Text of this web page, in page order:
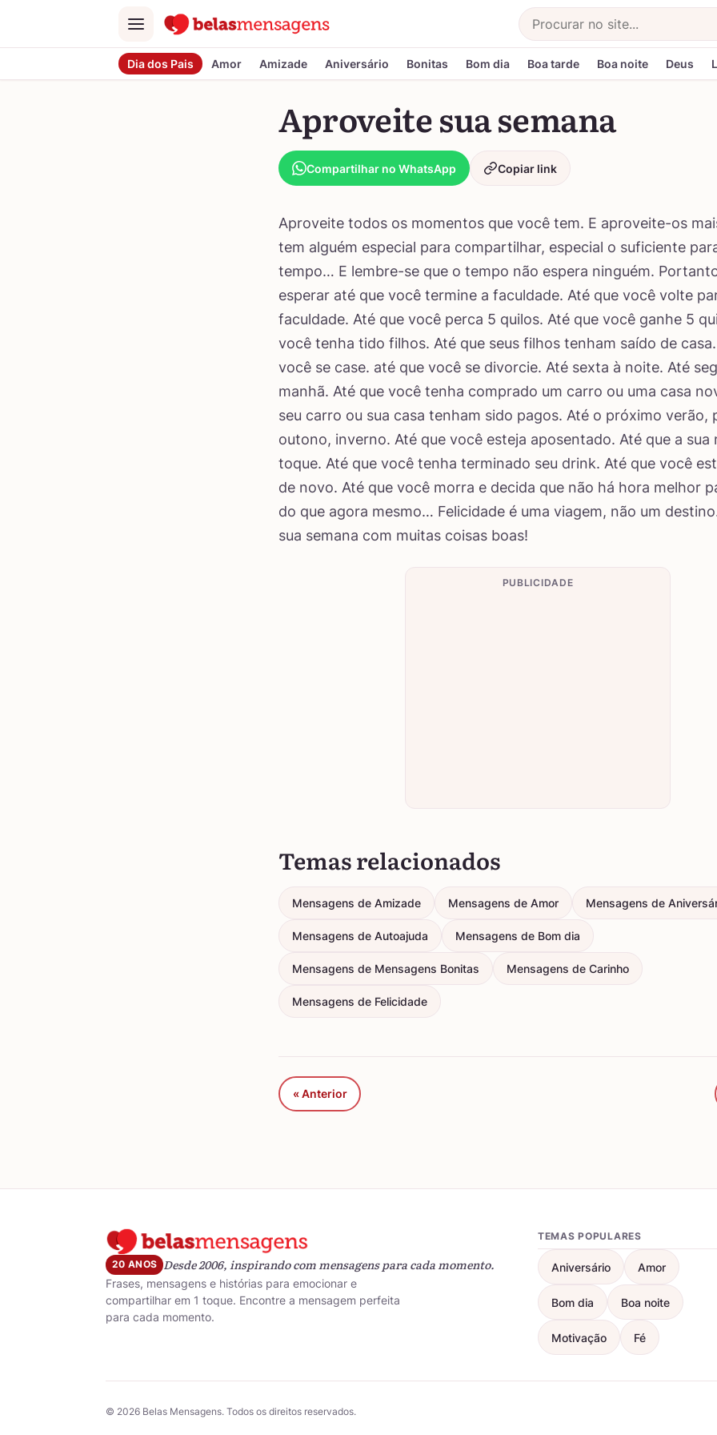
Menu
Buscar
Dia dos Pais Amor Amizade Aniversário Bonitas Bom dia Boa tarde Boa noite Deus
Aproveite sua semana
Compartilhar no WhatsApp Copiar link
Aproveite todos os momentos que você tem. E aproveite-os
tem alguém especial para compartilhar, especial o suficiente
tempo… E lembre-se que o tempo não espera ninguém.
esperar até que você termine a faculdade. Até que você volte
faculdade. Até que você perca 5 quilos. Até que você ganhe 5
você tenha tido filhos. Até que seus filhos tenham saído de
você se case. até que você se divorcie. Até sexta à noite. Até
manhã. Até que você tenha comprado um carro ou uma casa
seu carro ou sua casa tenham sido pagos. Até o próximo verão,
outono, inverno. Até que você esteja aposentado. Até que a sua
toque. Até que você tenha terminado seu drink. Até que você
de novo. Até que você morra e decida que não há hora melhor
do que agora mesmo… Felicidade é uma viagem, não um
sua semana com muitas coisas boas!
PUBLICIDADE
Temas relacionados
Mensagens de Amizade Mensagens de Amor Mensagens de
Mensagens de Autoajuda Mensagens de Bom dia
Mensagens de Mensagens Bonitas Mensagens de Carinho
Mensagens de Felicidade
« Anterior
20 ANOS Desde 2006, inspirando com mensagens para cada momento.
Frases, mensagens e histórias para emocionar e
compartilhar em 1 toque. Encontre a mensagem perfeita
para cada momento.
TEMAS POPULARES
Aniversário Amor
Bom dia Boa noite
Motivação Fé
© 2026 Belas Mensagens. Todos os direitos reservados.